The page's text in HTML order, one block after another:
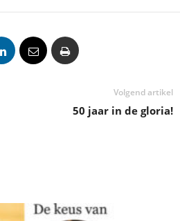
Volgend artikel
50 jaar in de gloria!